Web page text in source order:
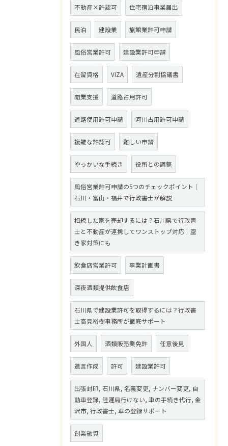
不動産×許認可 住宅宿泊事業届出
民泊 建設業 旅館業許可申請
風俗営業許可 建設業許可申請
在留資格 VIZA 遺産分割協議書
開業支援 道路占用許可
道路使用許可申請 河川占用許可申請
複雑な許認可 難しい申請
やっかいな手続き 役所との調整
風俗営業許可申請の5つのチェックポイント｜
石川・富山・福井で行政書士が解説
相続した家を売却するには？石川県で行政書
士と不動産が連携してワンストップ対応｜空
き家対策にも
飲食店営業許可 事業計画書
深夜酒類提供飲食店
石川県で建設業許可を取得するには？行政書
士高見裕樹事務所が徹底サポート
外国人 酒類販売業免許 任意後見
遺言作成 許可 建設業許可
出張封印, 石川県, 名義変更, ナンバー変更, 自
動車登録, 陸運局行けない, 車の手続き代行, 金
沢市, 行政書士, 車の登録サポート
創業融資